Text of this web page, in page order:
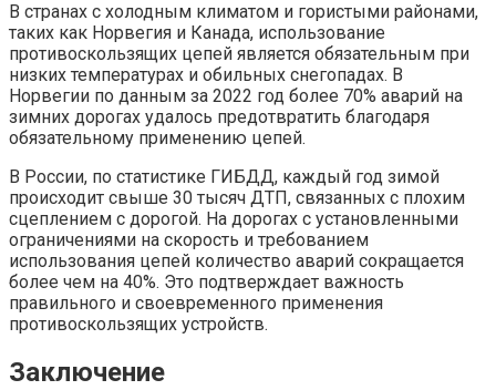
В странах с холодным климатом и гористыми районами,
таких как Норвегия и Канада, использование
противоскользящих цепей является обязательным при
низких температурах и обильных снегопадах. В
Норвегии по данным за 2022 год более 70% аварий на
зимних дорогах удалось предотвратить благодаря
обязательному применению цепей.
В России, по статистике ГИБДД, каждый год зимой
происходит свыше 30 тысяч ДТП, связанных с плохим
сцеплением с дорогой. На дорогах с установленными
ограничениями на скорость и требованием
использования цепей количество аварий сокращается
более чем на 40%. Это подтверждает важность
правильного и своевременного применения
противоскользящих устройств.
Заключение